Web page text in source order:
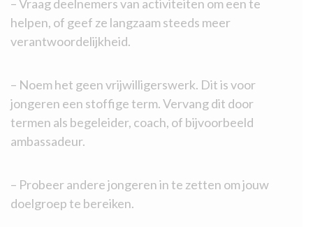
– Vraag deelnemers van activiteiten om een te
helpen, of geef ze langzaam steeds meer
verantwoordelijkheid.
– Noem het geen vrijwilligerswerk. Dit is voor
jongeren een stoffige term. Vervang dit door
termen als begeleider, coach, of bijvoorbeeld
ambassadeur.
– Probeer andere jongeren in te zetten om jouw
doelgroep te bereiken.